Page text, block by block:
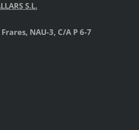
S.L.
NAU-3, C/A P 6-7